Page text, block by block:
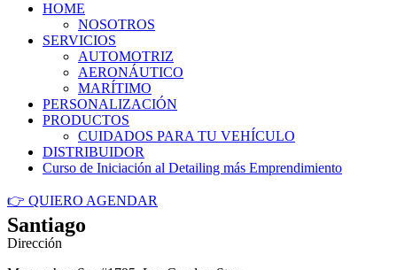
HOME
NOSOTROS
SERVICIOS
AUTOMOTRIZ
AERONÁUTICO
MARÍTIMO
PERSONALIZACIÓN
PRODUCTOS
CUIDADOS PARA TU VEHÍCULO
DISTRIBUIDOR
Curso de Iniciación al Detailing más Emprendimiento
👉 QUIERO AGENDAR
Santiago
Dirección